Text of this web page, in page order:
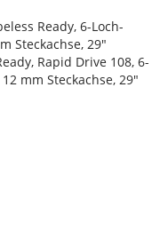
Ready, 6-Loch-
Steckachse, 29"
Rapid Drive 108, 6-
mm Steckachse, 29"